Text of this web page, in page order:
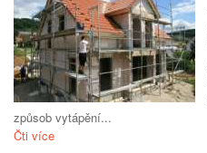
způsob vytápění...
Čti více